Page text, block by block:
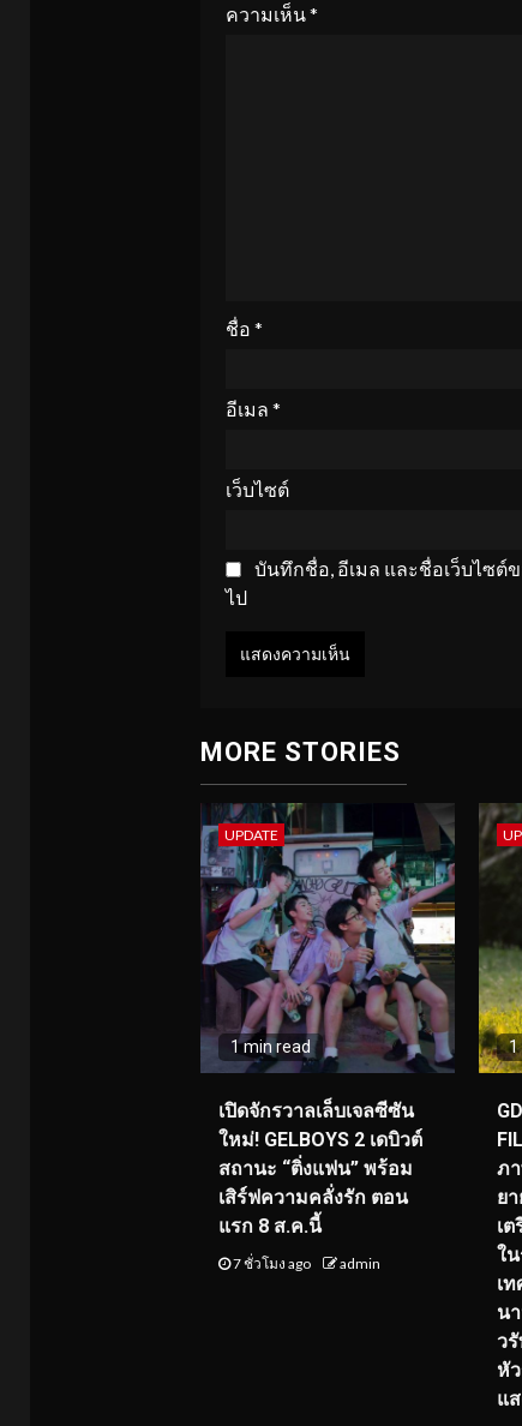
ความเห็น*
ชื่อ *
อีเมล *
เว็บไซต์
บันทึกชื่อ, อีเมล และชื่อเว็บไซต์
ไป
MORE STORIES
UPDATE
1 min read
เปิดจักรวาลเล็บเจลซีซัน
ใหม่! GELBOYS 2 เดบิวต์
สถานะ “ติ่งแฟน” พร้อม
เสิร์ฟความคลั่งรัก ตอน
แรก 8 ส.ค.นี้
7 ชั่วโมง ago admin
1
ภ
ย
เ
ใ
เ
น
ว
หั
แ